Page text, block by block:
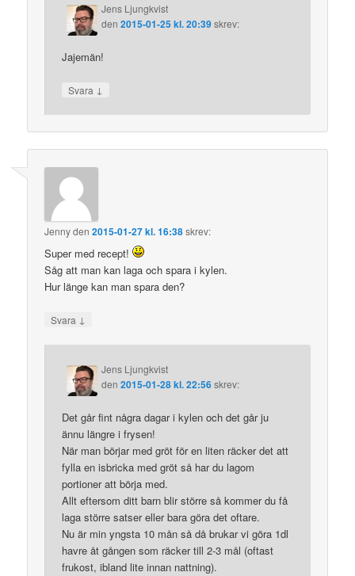
Jens Ljungkvist
den2015-01-25 kl. 20:39skrev:
Jajemän!
Svara ↓
Jennyden2015-01-27 kl. 16:38skrev:
Super med recept!
Såg att man kan laga och spara i kylen.
Hur länge kan man spara den?
Svara ↓
Jens Ljungkvist
den2015-01-28 kl. 22:56skrev:
Det går fint några dagar i kylen och det går ju
ännu längre i frysen!
När man börjar med gröt för en liten räcker det att
fylla en isbricka med gröt så har du lagom
portioner att börja med.
Allt eftersom ditt barn blir större så kommer du få
laga större satser eller bara göra det oftare.
Nu är min yngsta 10 mån så då brukar vi göra 1dl
havre åt gången som räcker till 2-3 mål (oftast
frukost, ibland lite innan nattning).